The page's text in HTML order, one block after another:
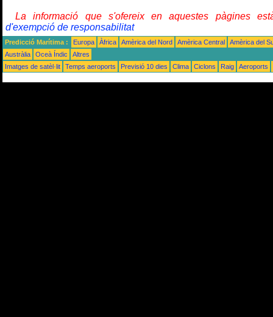
La informació que s'ofereix en aquestes pàgines
d'exempció de responsabilitat
Predicció Marítima : Europa Àfrica Amèrica del Nord Amèrica Central
Amèrica del
Austràlia
Oceà Índic
Altres
Imatges de satèl·lit
Temps aeroports Previsió 10 dies Clima Ciclons Raig Aeroports